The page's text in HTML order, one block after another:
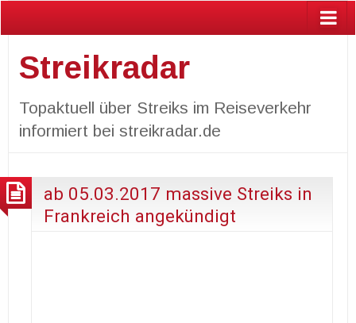
Streikradar
Topaktuell über Streiks im Reiseverkehr
informiert bei streikradar.de
ab 05.03.2017 massive Streiks in
Frankreich angekündigt